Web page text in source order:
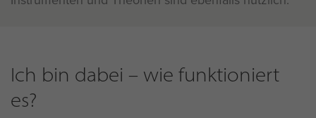
Ich bin dabei – wie funktioniert
es?